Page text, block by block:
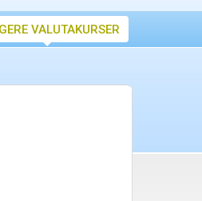
VALUTAKURSER